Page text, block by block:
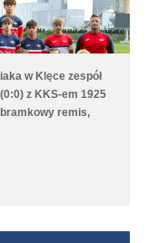
w Klęce zespół
z KKS-em 1925
remis,
minucie
jeszcze
Marcel Kliszkowiak.